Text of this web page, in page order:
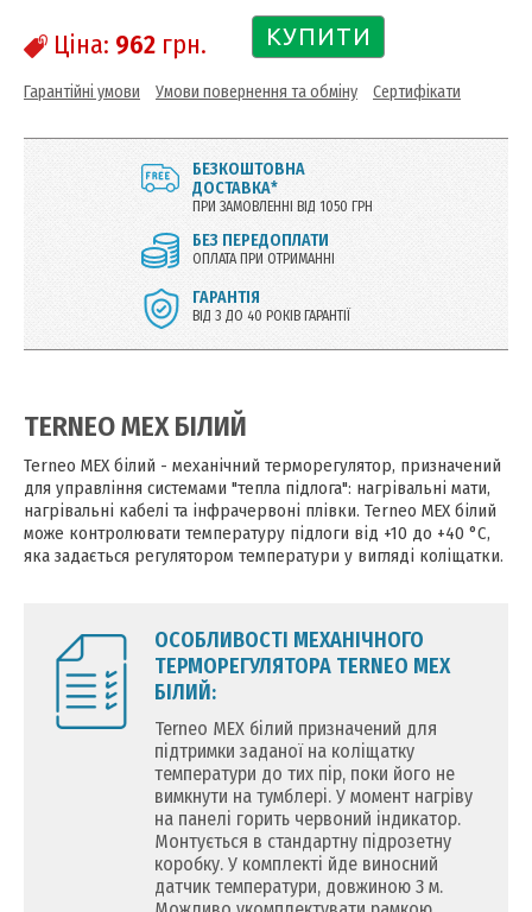
Ціна: 962 грн. КУПИТИ
Гарантійні умови Умови повернення та обміну Сертифікати
БЕЗКОШТОВНА
ДОСТАВКА*
ПРИ ЗАМОВЛЕННІ ВІД 1050 ГРН
БЕЗ ПЕРЕДОПЛАТИ
ОПЛАТА ПРИ ОТРИМАННІ
ГАРАНТІЯ
ВІД 3 ДО 40 РОКІВ ГАРАНТІЇ
TERNEO MEX БІЛИЙ
Terneo MEX білий - механічний терморегулятор, призначений
для управління системами "тепла підлога": нагрівальні мати,
нагрівальні кабелі та інфрачервоні плівки. Terneo MEX білий
може контролювати температуру підлоги від +10 до +40 °С,
яка задається регулятором температури у вигляді коліщатки.
ОСОБЛИВОСТІ МЕХАНІЧНОГО
ТЕРМОРЕГУЛЯТОРА TERNEO MEX
БІЛИЙ:
Terneo MEX білий призначений для
підтримки заданої на коліщатку
температури до тих пір, поки його не
вимкнути на тумблері. У момент нагріву
на панелі горить червоний індикатор.
Монтується в стандартну підрозетну
коробку. У комплекті йде виносний
датчик температури, довжиною 3 м.